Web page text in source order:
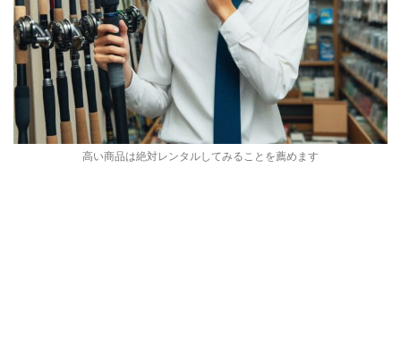
高い商品は絶対レンタルしてみることを薦めます